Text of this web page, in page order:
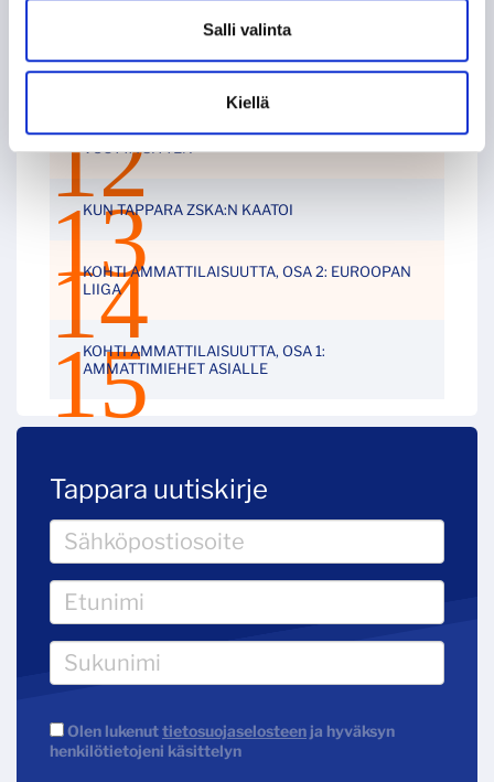
Salli valinta
Kiellä
HISTORIIKKI!
KAMPPAILU TAMPEREEN HERRUUDESTA 50
VUOTTA SITTEN
KUN TAPPARA ZSKA:N KAATOI
KOHTI AMMATTILAISUUTTA, OSA 2: EUROOPAN
LIIGA
KOHTI AMMATTILAISUUTTA, OSA 1:
AMMATTIMIEHET ASIALLE
Tappara uutiskirje
Olen lukenuttietosuojaselosteen ja hyväksyn
henkilötietojeni käsittelyn